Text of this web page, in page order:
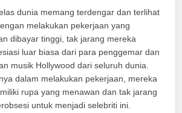
dunia memang terdengar dan terlihat
melakukan pekerjaan yang
dibayar tinggi, tak jarang mereka
luar biasa dari para penggemar dan
musik Hollywood dari seluruh dunia.
dalam melakukan pekerjaan, mereka
rupa yang menawan dan tak jarang
untuk menjadi selebriti ini.